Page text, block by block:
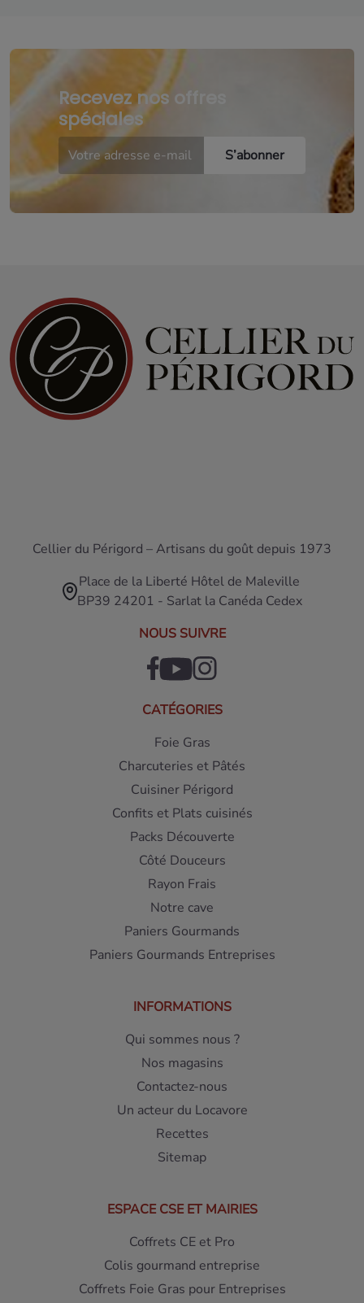
Recevez nos offres
spéciales
Cellier du Périgord – Artisans du goût depuis 1973
Place de la Liberté Hôtel de Maleville
BP39 24201 - Sarlat la Canéda Cedex
NOUS SUIVRE
CATÉGORIES
Foie Gras
Charcuteries et Pâtés
Cuisiner Périgord
Confits et Plats cuisinés
Packs Découverte
Côté Douceurs
Rayon Frais
Notre cave
Paniers Gourmands
Paniers Gourmands Entreprises
INFORMATIONS
Qui sommes nous ?
Nos magasins
Contactez-nous
Un acteur du Locavore
Recettes
Sitemap
ESPACE CSE ET MAIRIES
Coffrets CE et Pro
Colis gourmand entreprise
Coffrets Foie Gras pour Entreprises